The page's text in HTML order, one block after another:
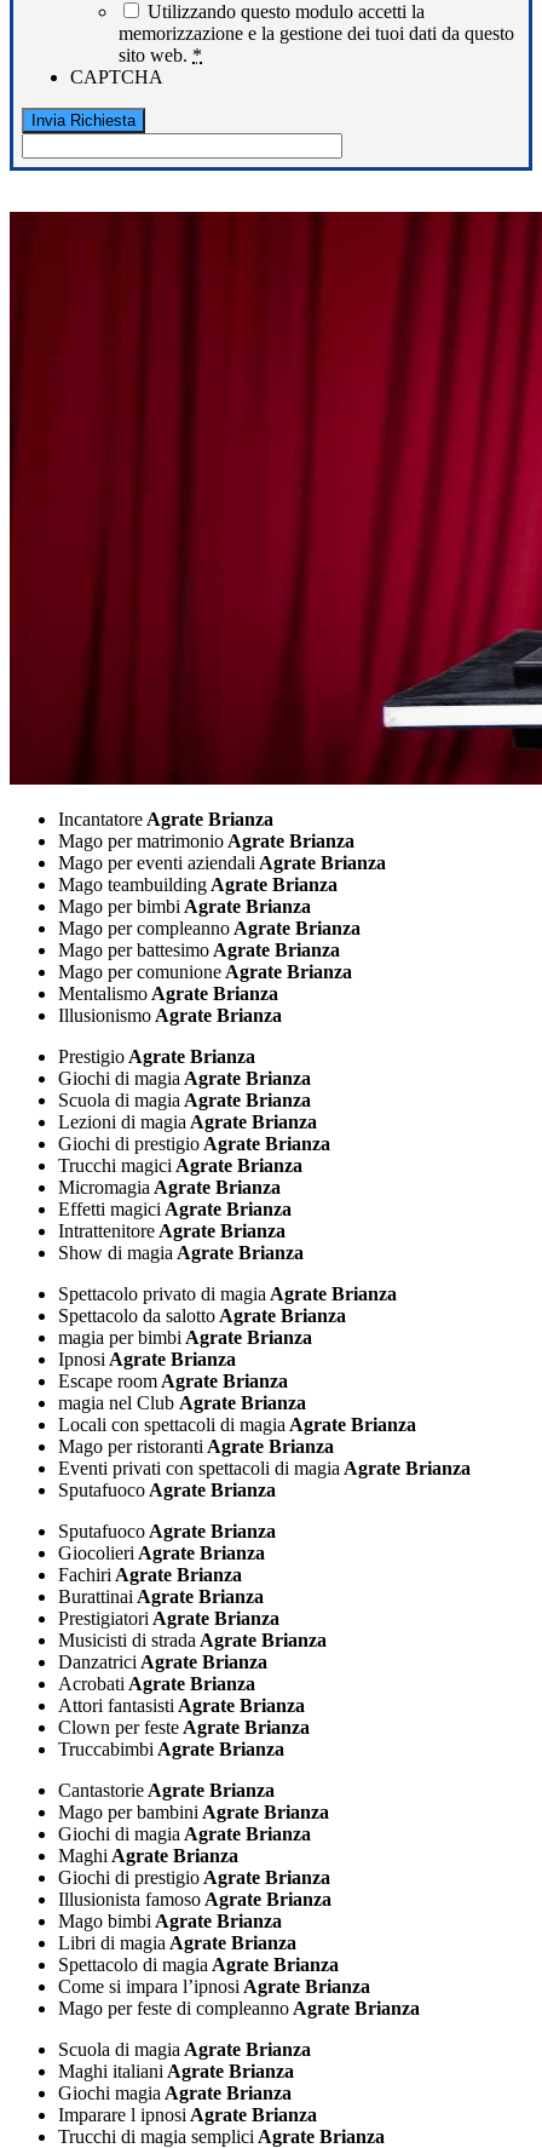
Utilizzando questo modulo accetti la
memorizzazione e la gestione dei tuoi dati da questo
sito web. *
CAPTCHA
IncantatoreAgrate Brianza
Mago per matrimonioAgrate Brianza
Mago per eventi aziendaliAgrate Brianza
Mago teambuildingAgrate Brianza
Mago per bimbiAgrate Brianza
Mago per compleannoAgrate Brianza
Mago per battesimoAgrate Brianza
Mago per comunioneAgrate Brianza
MentalismoAgrate Brianza
IllusionismoAgrate Brianza
PrestigioAgrate Brianza
Giochi di magiaAgrate Brianza
Scuola di magiaAgrate Brianza
Lezioni di magiaAgrate Brianza
Giochi di prestigioAgrate Brianza
Trucchi magiciAgrate Brianza
MicromagiaAgrate Brianza
Effetti magiciAgrate Brianza
IntrattenitoreAgrate Brianza
Show di magiaAgrate Brianza
Spettacolo privato di magiaAgrate Brianza
Spettacolo da salottoAgrate Brianza
magia per bimbiAgrate Brianza
IpnosiAgrate Brianza
Escape roomAgrate Brianza
magia nel Club Agrate Brianza
Locali con spettacoli di magiaAgrate Brianza
Mago per ristorantiAgrate Brianza
Eventi privati con spettacoli di magiaAgrate Brianza
SputafuocoAgrate Brianza
SputafuocoAgrate Brianza
GiocolieriAgrate Brianza
FachiriAgrate Brianza
BurattinaiAgrate Brianza
PrestigiatoriAgrate Brianza
Musicisti di stradaAgrate Brianza
DanzatriciAgrate Brianza
AcrobatiAgrate Brianza
Attori fantasistiAgrate Brianza
Clown per festeAgrate Brianza
TruccabimbiAgrate Brianza
CantastorieAgrate Brianza
Mago per bambiniAgrate Brianza
Giochi di magiaAgrate Brianza
MaghiAgrate Brianza
Giochi di prestigioAgrate Brianza
Illusionista famosoAgrate Brianza
Mago bimbiAgrate Brianza
Libri di magiaAgrate Brianza
Spettacolo di magiaAgrate Brianza
Come si impara l’ipnosiAgrate Brianza
Mago per feste di compleannoAgrate Brianza
Scuola di magiaAgrate Brianza
Maghi italianiAgrate Brianza
Giochi magiaAgrate Brianza
Imparare l ipnosiAgrate Brianza
Trucchi di magia sempliciAgrate Brianza